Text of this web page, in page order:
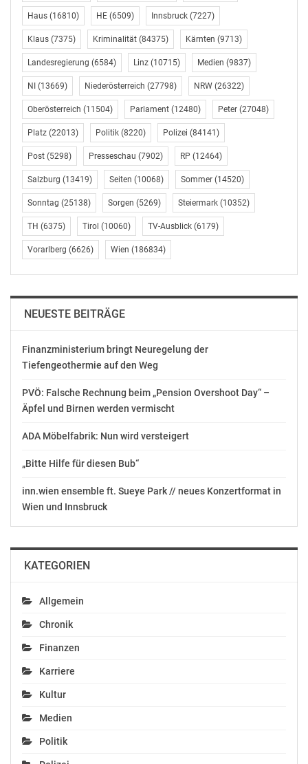
Haus (16810) HE (6509) Innsbruck (7227)
Klaus (7375) Kriminalität (84375) Kärnten (9713)
Landesregierung (6584) Linz (10715) Medien (9837)
NI (13669) Niederösterreich (27798) NRW (26322)
Oberösterreich (11504) Parlament (12480) Peter (27048)
Platz (22013) Politik (8220) Polizei (84141)
Post (5298) Presseschau (7902) RP (12464)
Salzburg (13419) Seiten (10068) Sommer (14520)
Sonntag (25138) Sorgen (5269) Steiermark (10352)
TH (6375) Tirol (10060) TV-Ausblick (6179)
Vorarlberg (6626) Wien (186834)
NEUESTE BEITRÄGE
Finanzministerium bringt Neuregelung der
Tiefengeothermie auf den Weg
PVÖ: Falsche Rechnung beim „Pension Overshoot Day“ –
Äpfel und Birnen werden vermischt
ADA Möbelfabrik: Nun wird versteigert
„Bitte Hilfe für diesen Bub“
inn.wien ensemble ft. Sueye Park // neues Konzertformat in
Wien und Innsbruck
KATEGORIEN
Allgemein
Chronik
Finanzen
Karriere
Kultur
Medien
Politik